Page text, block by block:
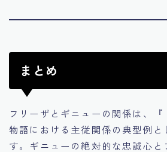
まとめ
フリーザとギニューの関係は、『
物語における主従関係の典型例と
す。ギニューの絶対的な忠誠心と